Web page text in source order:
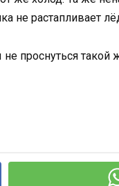
не растапливает
проснуться такой